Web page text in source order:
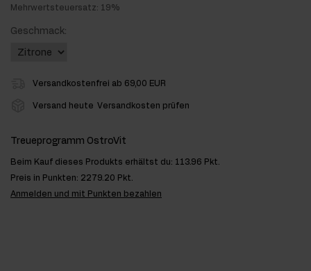
Mehrwertsteuersatz: 19%
Geschmack:
Versandkostenfrei ab 69,00 EUR
Versand heute Versandkosten prüfen
Treueprogramm OstroVit
Beim Kauf dieses Produkts erhältst du: 113.96 Pkt.
Preis in Punkten: 2279.20 Pkt.
Anmelden und mit Punkten bezahlen